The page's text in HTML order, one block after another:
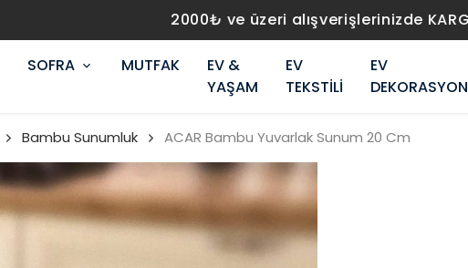
2000₺ ve üzeri alışverişlerinizde KARGO BEDAVA!
SOFRA MUTFAK
EV &
YAŞAM
EV
TEKSTİLİ
EV
DEKORASYON
Bambu Sunumluk ACAR Bambu Yuvarlak Sunum 20 Cm